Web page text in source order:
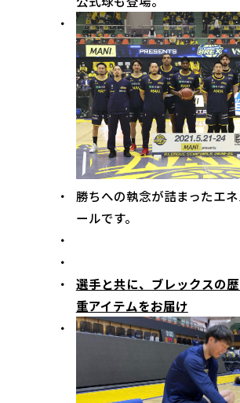
勝ちへの執念が詰まったエ
ールです。
選手と共に、ブレックスの
重アイテムをお届け